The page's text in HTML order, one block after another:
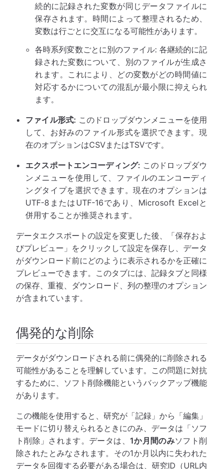
続的に記録された変数が同じデータファイルに
保存されます。時間によって整理されるため、
変数は行ごとに交互になる可能性があります。
各時系列変数ごとに別のファイル: 各継続的に記
録された変数について、別のファイルが生成さ
れます。これにより、どの変数がどの時間値に
対応するかについての混乱が最小限に抑えられ
ます。
ファイル形式: このドロップダウンメニューを使用
して、お好みのファイル形式を選択できます。現
在のオプションはCSVまたはTSVです。
エクスポートエンコーディング: このドロップダウ
ンメニューを使用して、ファイルのエンコーディ
ングタイプを選択できます。現在のオプションは
UTF-8またはUTF-16であり、Microsoft Excelと
併用することが推奨されます。
データエクスポートの設定を変更した後、「保存およ
びプレビュー」をクリックして設定を保存し、データ
がダウンロード前にどのように表示されるかを正確に
プレビューできます。このタブには、記録タブと同様
の保存、重複、ダウンロード、列の整理のオプション
が含まれています。
偶発的な削除
データがダウンロードされる前に偶発的に削除される
可能性があることを理解しています。この問題に対抗
するために、ソフト削除機能というバックアップ機能
があります。
この機能を使用すると、研究が「記録」から「編集」
モードに切り替えられるときにのみ、データは「ソフ
ト削除」されます。データは、 1か月間のみソフト削
除されたとみなされます。その1か月以内に失われた
データを回復する必要がある場合は、研究ID（URL内